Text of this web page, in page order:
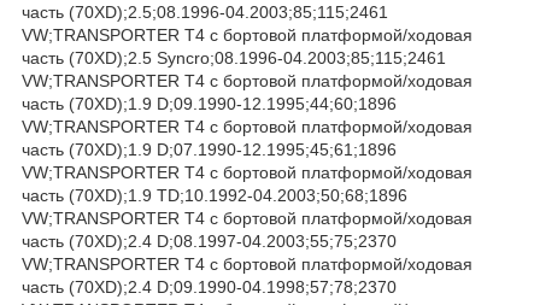
часть (70XD);2.5;08.1996-04.2003;85;115;2461
VW;TRANSPORTER T4 c бортовой платформой/ходовая
часть (70XD);2.5 Syncro;08.1996-04.2003;85;115;2461
VW;TRANSPORTER T4 c бортовой платформой/ходовая
часть (70XD);1.9 D;09.1990-12.1995;44;60;1896
VW;TRANSPORTER T4 c бортовой платформой/ходовая
часть (70XD);1.9 D;07.1990-12.1995;45;61;1896
VW;TRANSPORTER T4 c бортовой платформой/ходовая
часть (70XD);1.9 TD;10.1992-04.2003;50;68;1896
VW;TRANSPORTER T4 c бортовой платформой/ходовая
часть (70XD);2.4 D;08.1997-04.2003;55;75;2370
VW;TRANSPORTER T4 c бортовой платформой/ходовая
часть (70XD);2.4 D;09.1990-04.1998;57;78;2370